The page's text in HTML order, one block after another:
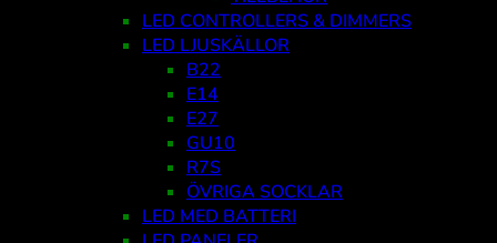
LED CONTROLLERS & DIMMERS
LED LJUSKÄLLOR
B22
E14
E27
GU10
R7S
ÖVRIGA SOCKLAR
LED MED BATTERI